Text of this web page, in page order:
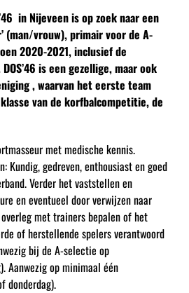
in Nijeveen is op zoek naar een
(man/vrouw), primair voor de A-
2020-2021, inclusief de
is een gezellige, maar ook
, waarvan het eerste team
van de korfbalcompetitie, de
met medische kennis.
Kundig, gedreven, enthousiast en goed
Verder het vaststellen en
en eventueel door verwijzen naar
met trainers bepalen of het
of herstellende spelers verantwoord
bij de A-selectie op
Aanwezig op minimaal één
donderdag).